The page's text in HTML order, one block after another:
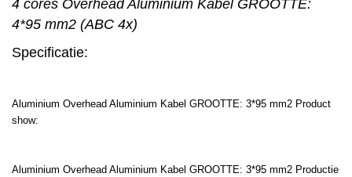
4 cores Overhead Aluminium Kabel GROOTTE:
4*95 mm2 (ABC 4x)
Specificatie:
Aluminium Overhead Aluminium Kabel GROOTTE: 3*95 mm2 Product
show:
Aluminium Overhead Aluminium Kabel GROOTTE: 3*95 mm2 Productie